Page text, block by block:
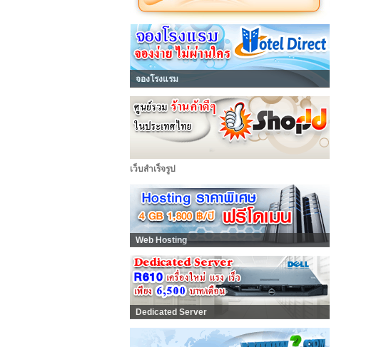
จองโรงแรม
เว็บสำเร็จรูป
Web Hosting
Dedicated Server